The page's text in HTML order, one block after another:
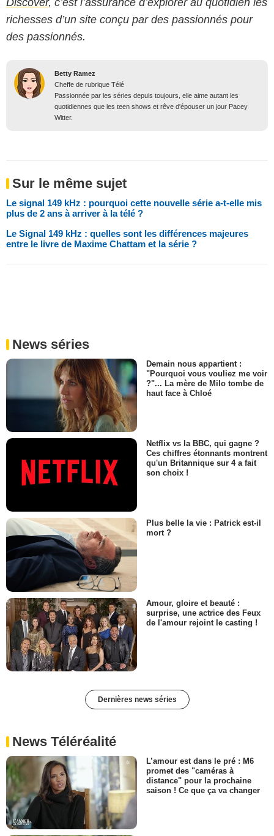
richesses d’un site conçu par des passionnés pour
des passionnés.
Betty Ramez
Cheffe de rubrique Télé
Passionnée par les séries depuis toujours, elle aime autant les
quotidiennes que les teen shows et rêve d'épouser un jour Pacey
Witter.
Sur le même sujet
Le signal 149 kHz : pourquoi cette nouvelle série a-t-elle mis
plus de 2 ans à arriver à la télé ?
Le Signal 149 kHz : quelles sont les différences majeures
entre le livre de Maxime Chattam et la série ?
News séries
Demain nous appartient :
"Pourquoi vous vouliez me voir
?"... La mère de Milo tombe de
haut face à Chloé
Netflix vs la BBC, qui gagne ?
Ces chiffres étonnants montrent
qu'un Britannique sur 4 a fait
son choix !
Plus belle la vie : Patrick est-il
mort ?
Amour, gloire et beauté :
surprise, une actrice des Feux
de l'amour rejoint le casting !
Dernières news séries
News Téléréalité
L’amour est dans le pré : M6
promet des "caméras à
distance" pour la prochaine
saison ! Ce que ça va changer